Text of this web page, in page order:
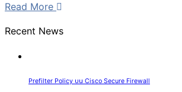
Read More
Recent News
Prefilter Policy บน Cisco Secure Firewall